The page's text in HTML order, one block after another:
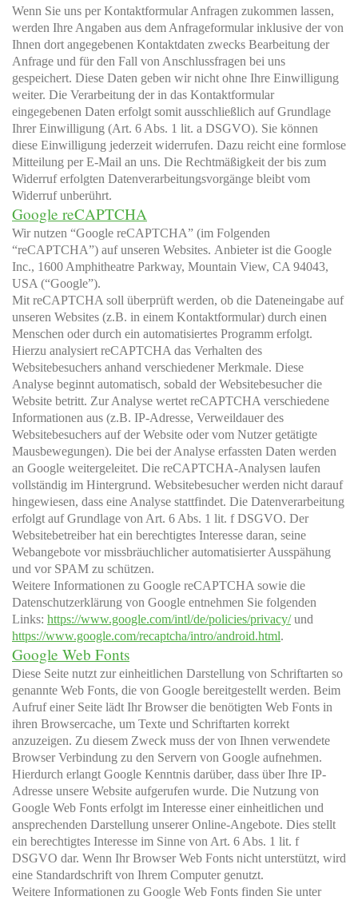
Wenn Sie uns per Kontaktformular Anfragen zukommen lassen,
werden Ihre Angaben aus dem Anfrageformular inklusive der von
Ihnen dort angegebenen Kontaktdaten zwecks Bearbeitung der
Anfrage und für den Fall von Anschlussfragen bei uns
gespeichert. Diese Daten geben wir nicht ohne Ihre Einwilligung
weiter. Die Verarbeitung der in das Kontaktformular
eingegebenen Daten erfolgt somit ausschließlich auf Grundlage
Ihrer Einwilligung (Art. 6 Abs. 1 lit. a DSGVO). Sie können
diese Einwilligung jederzeit widerrufen. Dazu reicht eine formlose
Mitteilung per E-Mail an uns. Die Rechtmäßigkeit der bis zum
Widerruf erfolgten Datenverarbeitungsvorgänge bleibt vom
Widerruf unberührt.
Google reCAPTCHA
Wir nutzen “Google reCAPTCHA” (im Folgenden
“reCAPTCHA”) auf unseren Websites. Anbieter ist die Google
Inc., 1600 Amphitheatre Parkway, Mountain View, CA 94043,
USA (“Google”).
Mit reCAPTCHA soll überprüft werden, ob die Dateneingabe auf
unseren Websites (z.B. in einem Kontaktformular) durch einen
Menschen oder durch ein automatisiertes Programm erfolgt.
Hierzu analysiert reCAPTCHA das Verhalten des
Websitebesuchers anhand verschiedener Merkmale. Diese
Analyse beginnt automatisch, sobald der Websitebesucher die
Website betritt. Zur Analyse wertet reCAPTCHA verschiedene
Informationen aus (z.B. IP-Adresse, Verweildauer des
Websitebesuchers auf der Website oder vom Nutzer getätigte
Mausbewegungen). Die bei der Analyse erfassten Daten werden
an Google weitergeleitet. Die reCAPTCHA-Analysen laufen
vollständig im Hintergrund. Websitebesucher werden nicht darauf
hingewiesen, dass eine Analyse stattfindet. Die Datenverarbeitung
erfolgt auf Grundlage von Art. 6 Abs. 1 lit. f DSGVO. Der
Websitebetreiber hat ein berechtigtes Interesse daran, seine
Webangebote vor missbräuchlicher automatisierter Ausspähung
und vor SPAM zu schützen.
Weitere Informationen zu Google reCAPTCHA sowie die
Datenschutzerklärung von Google entnehmen Sie folgenden
Links: https://www.google.com/intl/de/policies/privacy/und
https://www.google.com/recaptcha/intro/android.html.
Google Web Fonts
Diese Seite nutzt zur einheitlichen Darstellung von Schriftarten so
genannte Web Fonts, die von Google bereitgestellt werden. Beim
Aufruf einer Seite lädt Ihr Browser die benötigten Web Fonts in
ihren Browsercache, um Texte und Schriftarten korrekt
anzuzeigen. Zu diesem Zweck muss der von Ihnen verwendete
Browser Verbindung zu den Servern von Google aufnehmen.
Hierdurch erlangt Google Kenntnis darüber, dass über Ihre IP-
Adresse unsere Website aufgerufen wurde. Die Nutzung von
Google Web Fonts erfolgt im Interesse einer einheitlichen und
ansprechenden Darstellung unserer Online-Angebote. Dies stellt
ein berechtigtes Interesse im Sinne von Art. 6 Abs. 1 lit. f
DSGVO dar. Wenn Ihr Browser Web Fonts nicht unterstützt, wird
eine Standardschrift von Ihrem Computer genutzt.
Weitere Informationen zu Google Web Fonts finden Sie unter